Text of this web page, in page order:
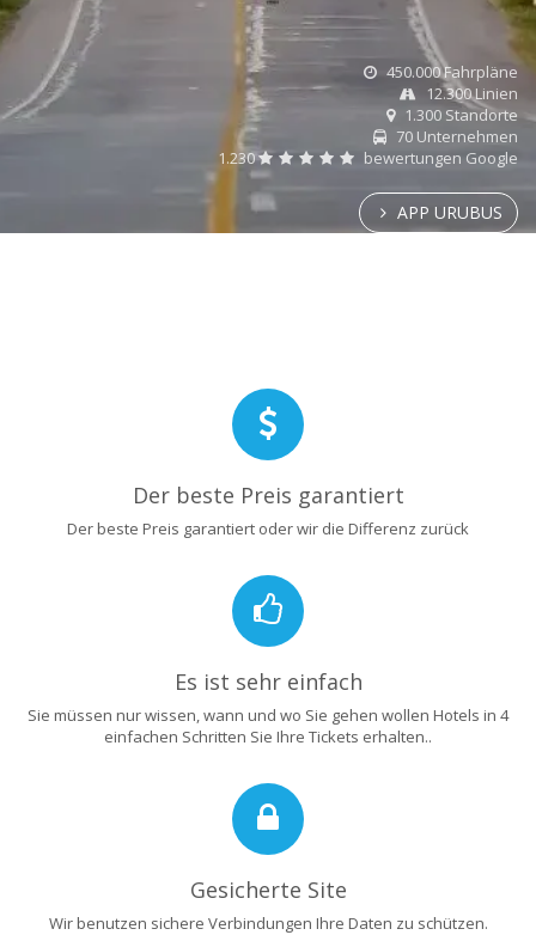
450.000 Fahrpläne
12.300 Linien
1.300 Standorte
70 Unternehmen
1.230
bewertungen Google
APP URUBUS
Der beste Preis garantiert
Der beste Preis garantiert oder wir die Differenz zurück
Es ist sehr einfach
Sie müssen nur wissen, wann und wo Sie gehen wollen Hotels in 4
einfachen Schritten Sie Ihre Tickets erhalten..
Gesicherte Site
Wir benutzen sichere Verbindungen Ihre Daten zu schützen.